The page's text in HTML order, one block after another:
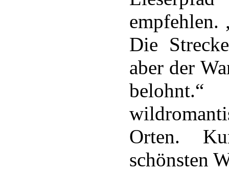
empfehlen.
Die
aber der
Orten.
schönsten